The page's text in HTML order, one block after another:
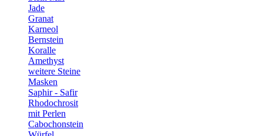
Jade
Granat
Karneol
Bernstein
Koralle
Amethyst
weitere Steine
Masken
Saphir - Safir
Rhodochrosit
mit Perlen
Cabochonstein